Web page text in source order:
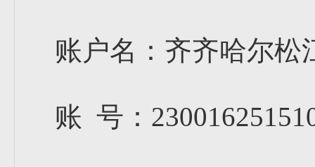
账户名：齐齐哈尔松
账 号：